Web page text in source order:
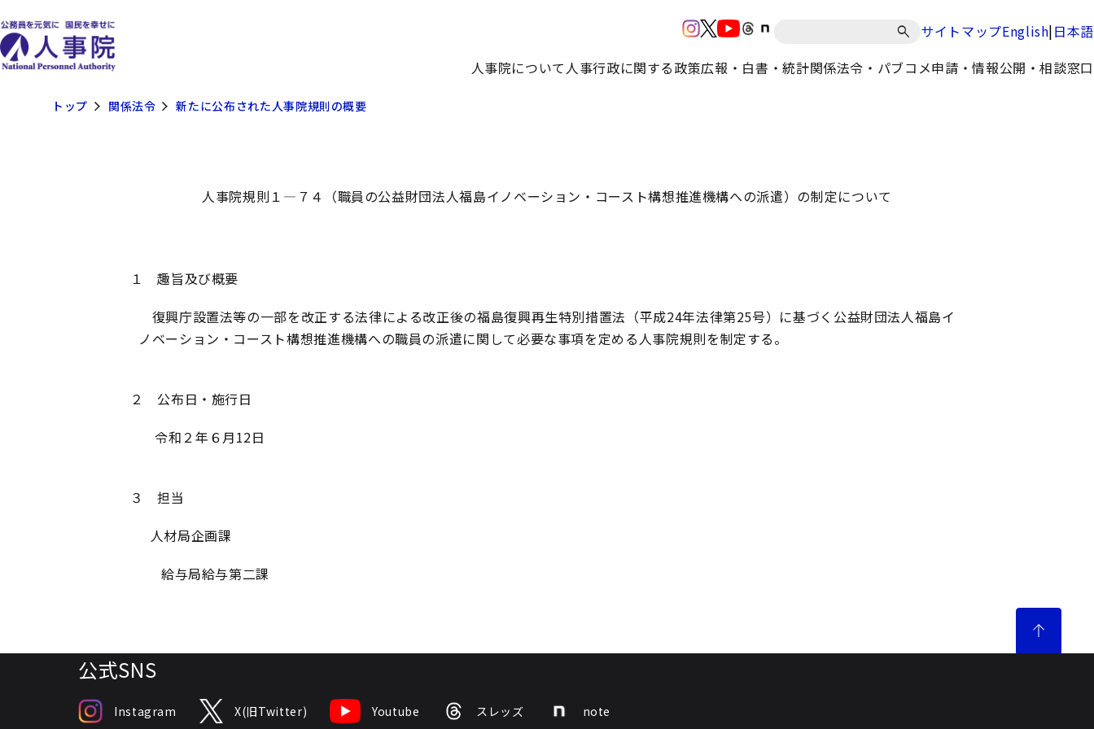
サイトマップEnglish|日本語
人事院について 人事行政に関する政策広報・白書・統計関係法令・パブコメ申請・情報公開・相談窓口
トップ 関係法令 新たに公布された人事院規則の概要
人事院規則１―７４（職員の公益財団法人福島イノベーション・コースト構想推進機構への派遣）の制定について
１ 趣旨及び概要
復興庁設置法等の一部を改正する法律による改正後の福島復興再生特別措置法（平成24年法律第25号）に基づく公益財団法人福島イ
ノベーション・コースト構想推進機構への職員の派遣に関して必要な事項を定める人事院規則を制定する。
２ 公布日・施行日
令和２年６月12日
３ 担当
人材局企画課
給与局給与第二課
公式SNS
Instagram X(旧Twitter) Youtube スレッズ note